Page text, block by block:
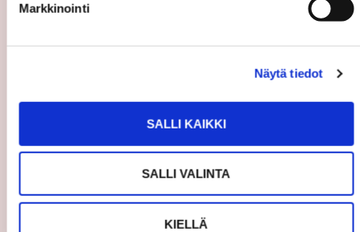
Markkinointi
Näytä tiedot
SALLI KAIKKI
SALLI VALINTA
KIELLÄ
5/5
Asiakaslähtöisyys, ystävällisyys, asiakkaan